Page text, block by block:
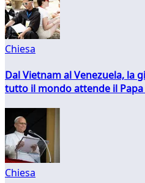
Chiesa
Dal Vietnam al Venezuela, la
tutto il mondo attende il Papa
Chiesa